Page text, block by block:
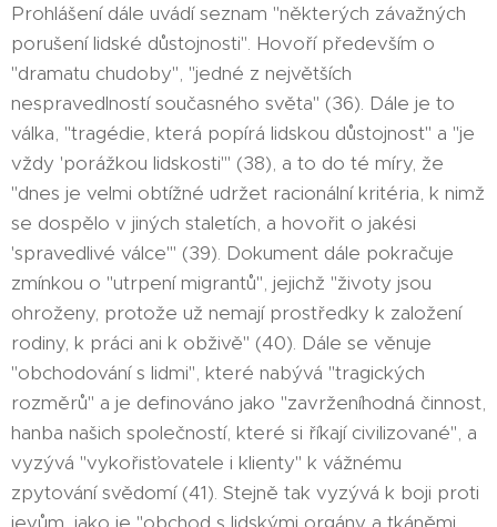
Prohlášení dále uvádí seznam "některých závažných
porušení lidské důstojnosti". Hovoří především o
"dramatu chudoby", "jedné z největších
nespravedlností současného světa" (36). Dále je to
válka, "tragédie, která popírá lidskou důstojnost" a "je
vždy 'porážkou lidskosti'" (38), a to do té míry, že
"dnes je velmi obtížné udržet racionální kritéria, k nimž
se dospělo v jiných staletích, a hovořit o jakési
'spravedlivé válce'" (39). Dokument dále pokračuje
zmínkou o "utrpení migrantů", jejichž "životy jsou
ohroženy, protože už nemají prostředky k založení
rodiny, k práci ani k obživě" (40). Dále se věnuje
"obchodování s lidmi", které nabývá "tragických
rozměrů" a je definováno jako "zavrženíhodná činnost,
hanba našich společností, které si říkají civilizované", a
vyzývá "vykořisťovatele i klienty" k vážnému
zpytování svědomí (41). Stejně tak vyzývá k boji proti